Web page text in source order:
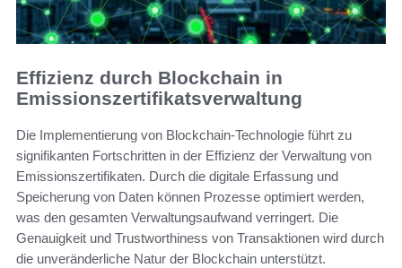
Effizienz durch Blockchain in
Emissionszertifikatsverwaltung
Die Implementierung von Blockchain-Technologie führt zu
signifikanten Fortschritten in der Effizienz der Verwaltung von
Emissionszertifikaten. Durch die digitale Erfassung und
Speicherung von Daten können Prozesse optimiert werden,
was den gesamten Verwaltungsaufwand verringert. Die
Genauigkeit und Trustworthiness von Transaktionen wird durch
die unveränderliche Natur der Blockchain unterstützt.